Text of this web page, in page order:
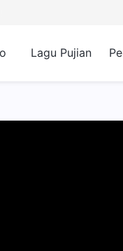
Lagu Pujian